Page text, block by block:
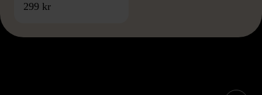
299 kr